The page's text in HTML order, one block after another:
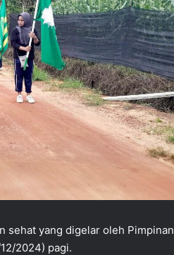
sehat yang digelar oleh Pimpinan
2024) pagi.